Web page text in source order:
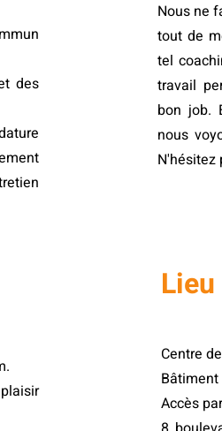
des
.
Nous ne
tout de
tel
travail
bon job.
nous
N'hésitez
Centre
Accès